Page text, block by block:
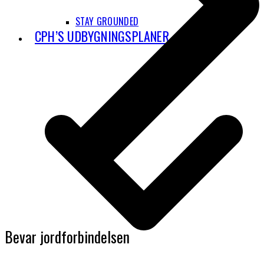
STAY GROUNDED
CPH’S UDBYGNINGSPLANER
Bevar jordforbindelsen